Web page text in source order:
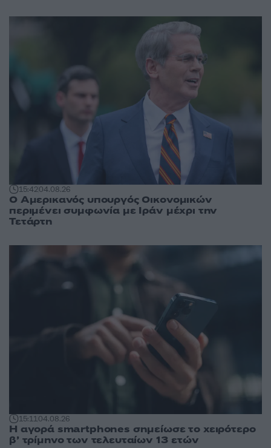
15:4204.08.26
Ο Αμερικανός υπουργός Οικονομικών
περιμένει συμφωνία με Ιράν μέχρι την
Τετάρτη
15:1104.08.26
Η αγορά smartphones σημείωσε το χειρότερο
β’ τρίμηνο των τελευταίων 13 ετών